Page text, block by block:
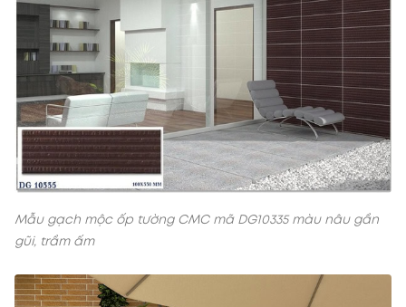
Mẫu gạch mộc ốp tường CMC mã DG10335 màu nâu gần
gũi, trầm ấm